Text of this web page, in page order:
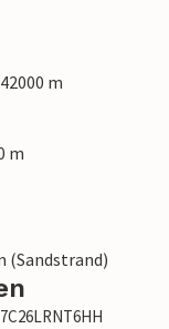
m
m
(Sandstrand)